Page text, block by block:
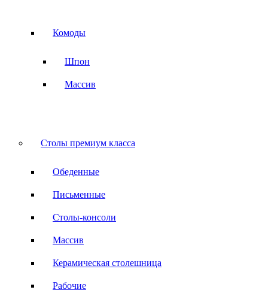
Комоды
Шпон
Массив
Столы премиум класса
Обеденные
Письменные
Столы-консоли
Массив
Керамическая столешница
Рабочие